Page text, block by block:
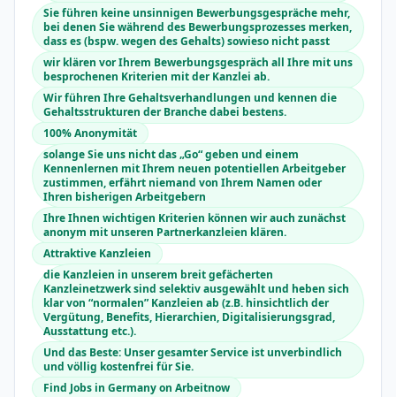
Sie führen keine unsinnigen Bewerbungsgespräche mehr,
bei denen Sie während des Bewerbungsprozesses merken,
dass es (bspw. wegen des Gehalts) sowieso nicht passt
wir klären vor Ihrem Bewerbungsgespräch all Ihre mit uns
besprochenen Kriterien mit der Kanzlei ab.
Wir führen Ihre Gehaltsverhandlungen und kennen die
Gehaltsstrukturen der Branche dabei bestens.
100% Anonymität
solange Sie uns nicht das „Go“ geben und einem
Kennenlernen mit Ihrem neuen potentiellen Arbeitgeber
zustimmen, erfährt niemand von Ihrem Namen oder
Ihren bisherigen Arbeitgebern
Ihre Ihnen wichtigen Kriterien können wir auch zunächst
anonym mit unseren Partnerkanzleien klären.
Attraktive Kanzleien
die Kanzleien in unserem breit gefächerten
Kanzleinetzwerk sind selektiv ausgewählt und heben sich
klar von “normalen” Kanzleien ab (z.B. hinsichtlich der
Vergütung, Benefits, Hierarchien, Digitalisierungsgrad,
Ausstattung etc.).
Und das Beste: Unser gesamter Service ist unverbindlich
und völlig kostenfrei für Sie.
Find Jobs in Germany on Arbeitnow